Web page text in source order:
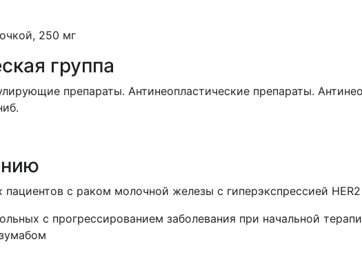
250 мг
группа
препараты. Антинеопластические препараты.
пациентов с раком молочной железы с гиперэкспрессией
с прогрессированием заболевания при начальной